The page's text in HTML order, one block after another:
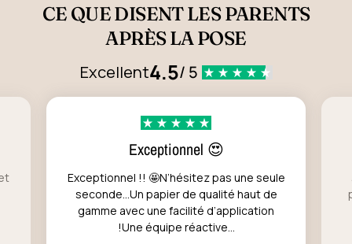
CE QUE DISENT LES PARENTS
APRÈS LA POSE
Excellent4.5/ 5
Exceptionnel 😍
Exceptionnel !! 🤩N’hésitez pas une seule
seconde…Un papier de qualité haut de
gamme avec une facilité d’application
!Une équipe réactive...